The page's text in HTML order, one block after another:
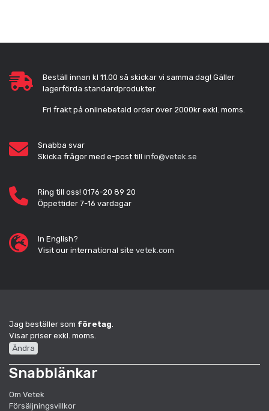
Beställ innan kl 11.00 så skickar vi samma dag! Gäller
lagerförda standardprodukter.
Fri frakt på onlinebetald order över 2000kr exkl. moms.
Snabba svar
Skicka frågor med e-post till info@vetek.se
Ring till oss! 0176-20 89 20
Öppettider 7-16 vardagar
In English?
Visit our international site vetek.com
Jag beställer som företag.
Visar priser exkl. moms.
Ändra
Snabblänkar
Om Vetek
Försäljningsvillkor